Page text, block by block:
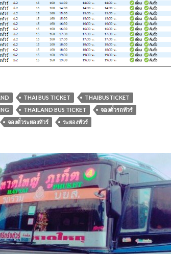
THAI BUS TICKET
THAIBUSTICKET
THAILAND BUS TICKET
จองตั๋วรถทัวร์
จองตั๋วระยองทัวร์ ระยองทัวร์